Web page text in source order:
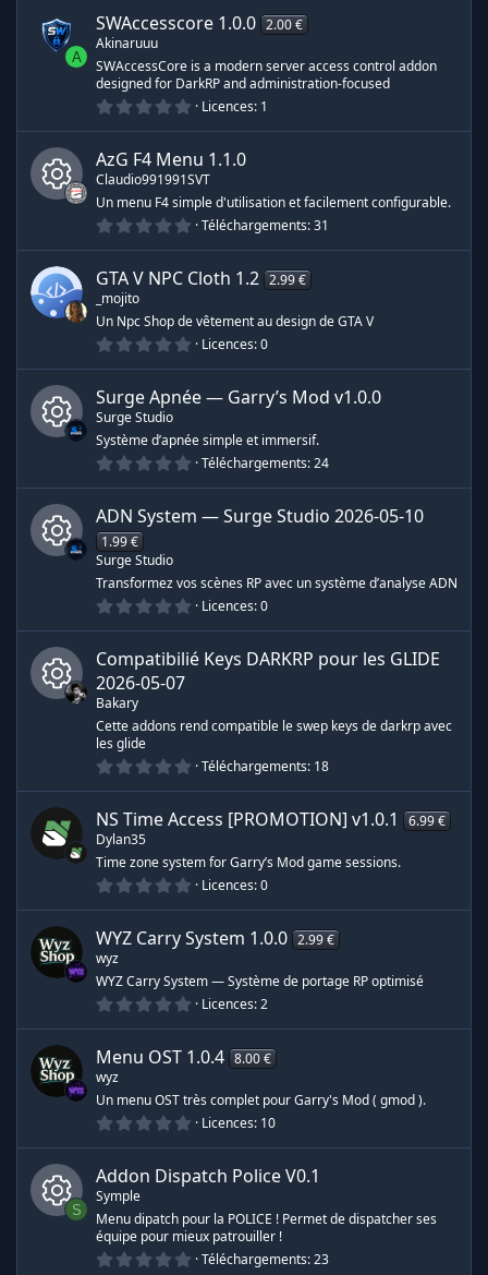
e (
s
0
é
o
i
l
e
(
s
)
A
SWAccesscore 1.0.0 2.00 €
Akinaruuu
SWAccessCore is a modern server access control addon
designed for DarkRP and administration-focused
0
0
0
é
t
o
i
s
(
s
Licences 1
c
ô
n
e
e
r
s
s
o
r
c
AzG F4 Menu 1.1.0
Claudio991991SVT
Un menu F4 simple d'utilisation et facilement configurable.
0
0
0
é
o
i
s
(
s
Téléchargements 31
GTA V NPC Cloth 1.2 2.99 €
_mojito
Un Npc Shop de vêtement au design de GTA V
0
0
0
é
o
i
s
(
s
Licences 0
c
ô
e
d
r
e
s
s
o
r
c
Surge Apnée — Garry’s Mod v1.0.0
Surge Studio
Système d’apnée simple et immersif.
0
0
0
é
l
e
(
)
Téléchargements 24
c
ô
d
e
r
e
s
s
o
r
c
ADN System — Surge Studio 2026-05-10
1.99 €
Surge Studio
Transformez vos scènes RP avec un système d’analyse ADN
0
0
0
é
l
s
Licences 0
c
ô
n
e
d
r
e
s
o
Compatibilié Keys DARKRP pour les GLIDE
2026-05-07
Bakary
Cette addons rend compatible le swep keys de darkrp avec
les glide
0
0
0
é
o
i
s
(
s
Téléchargements 18
NS Time Access [PROMOTION] v1.0.1
6.99 €
Dylan35
Time zone system for Garry’s Mod game sessions.
0
0
0
é
o
i
s
(
s
Licences 0
WYZ Carry System 1.0.0 2.99 €
wyz
WYZ Carry System — Système de portage RP optimisé
0
0
0
é
o
i
s
(
s
Licences 2
Menu OST 1.0.4 8.00 €
wyz
Un menu OST très complet pour Garry's Mod ( gmod ).
0
0
0
é
o
i
l
e
Licences 10
S
Addon Dispatch PoliceV0.1
Symple
Menu dipatch pour la POLICE ! Permet de dispatcher ses
équipe pour mieux patrouiller !
0Téléchargements 23